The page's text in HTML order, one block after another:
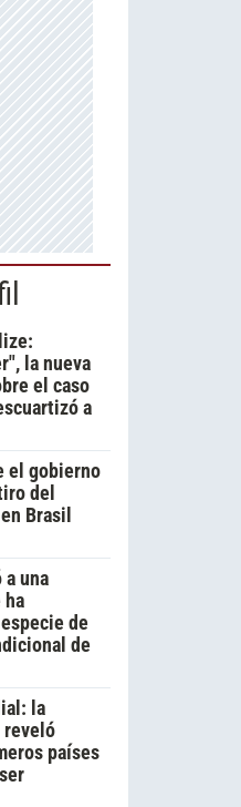
la nueva
el caso
a
el gobierno
del
Brasil
a una
ha
de
de
la
países